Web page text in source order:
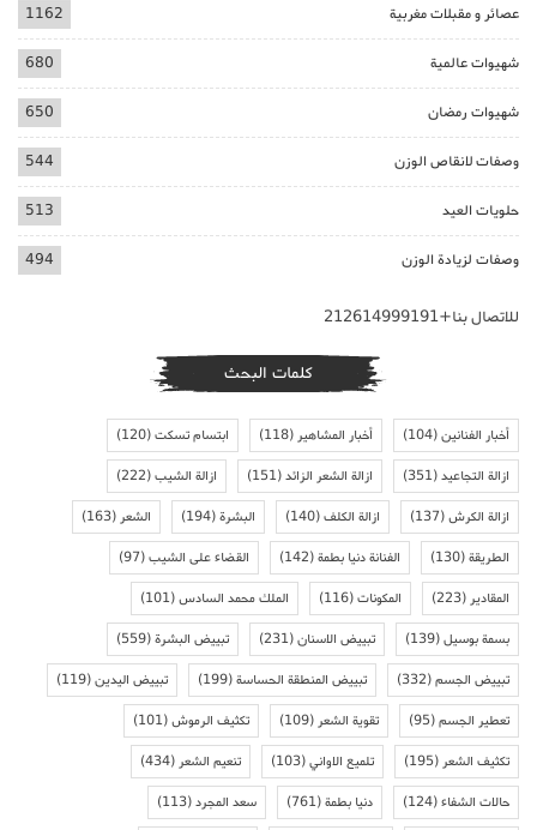
عصائر و مقبلات مغربية 1162
شهيوات عالمية 680
شهيوات رمضان 650
وصفات لانقاص الوزن 544
حلويات العيد 513
وصفات لزيادة الوزن 494
للاتصال بنا+212614999191
كلمات البحث
أخبار الفنانين(104) أخبار المشاهير(118) ابتسام تسكت(120)
ازالة التجاعيد(351) ازالة الشعر الزائد(151) ازالة الشيب(222)
ازالة الكرش(137) ازالة الكلف(140) البشرة(194) الشعر(163)
الطريقة(130) الفنانة دنيا بطمة(142) القضاء على الشيب(97)
المقادير(223) المكونات(116) الملك محمد السادس(101)
بسمة بوسيل(139) تبييض الاسنان(231) تبييض البشرة(559)
تبييض الجسم(332) تبييض المنطقة الحساسة(199) تبييض اليدين(119)
تعطير الجسم(95) تقوية الشعر(109) تكثيف الرموش(101)
تكثيف الشعر(195) تلميع الاواني(103) تنعيم الشعر(434)
حالات الشفاء(124) دنيا بطمة(761) سعد المجرد(113)